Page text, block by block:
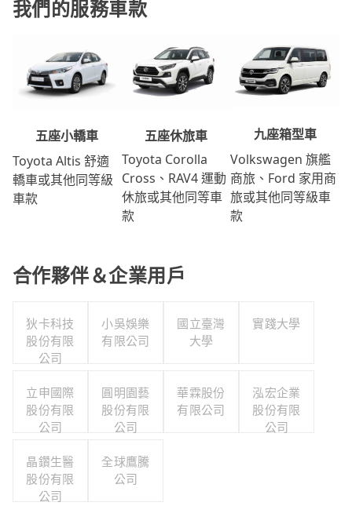
我們的服務車款
五座小轎車
Toyota Altis 舒適
轎車或其他同等級
車款
五座休旅車
Toyota Corolla
Cross、RAV4 運動
休旅或其他同等車
款
九座箱型車
Volkswagen 旗艦
商旅、Ford 家用商
旅或其他同等級車
款
合作夥伴＆企業用戶
狄卡科技
股份有限
公司
小吳娛樂
有限公司
國立臺灣
大學
實踐大學
立申國際
股份有限
公司
圓明園藝
股份有限
公司
華霖股份
有限公司
泓宏企業
股份有限
公司
晶鑽生醫
股份有限
公司
全球鷹騰
公司